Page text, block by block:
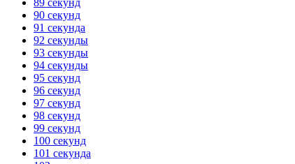
89 секунд
90 секунд
91 секунда
92 секунды
93 секунды
94 секунды
95 секунд
96 секунд
97 секунд
98 секунд
99 секунд
100 секунд
101 секунда